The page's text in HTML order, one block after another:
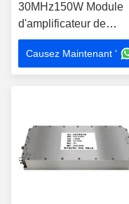
30MHz150W Module
d'amplificateur de
puissance RF
Système anti-drone et
anti-UAV haute
Causez Maintenant '